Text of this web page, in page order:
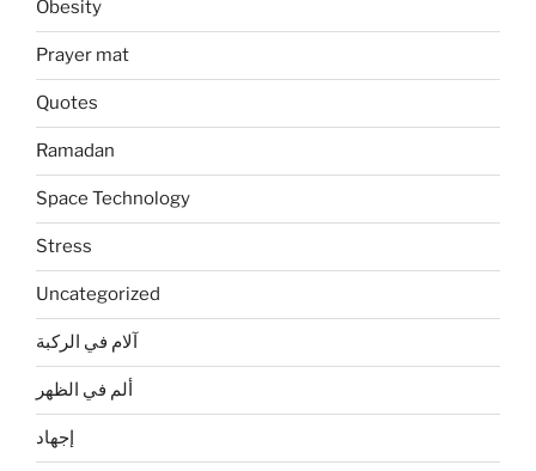
Obesity
Prayer mat
Quotes
Ramadan
Space Technology
Stress
Uncategorized
آلام في الركبة
ألم في الظهر
إجهاد